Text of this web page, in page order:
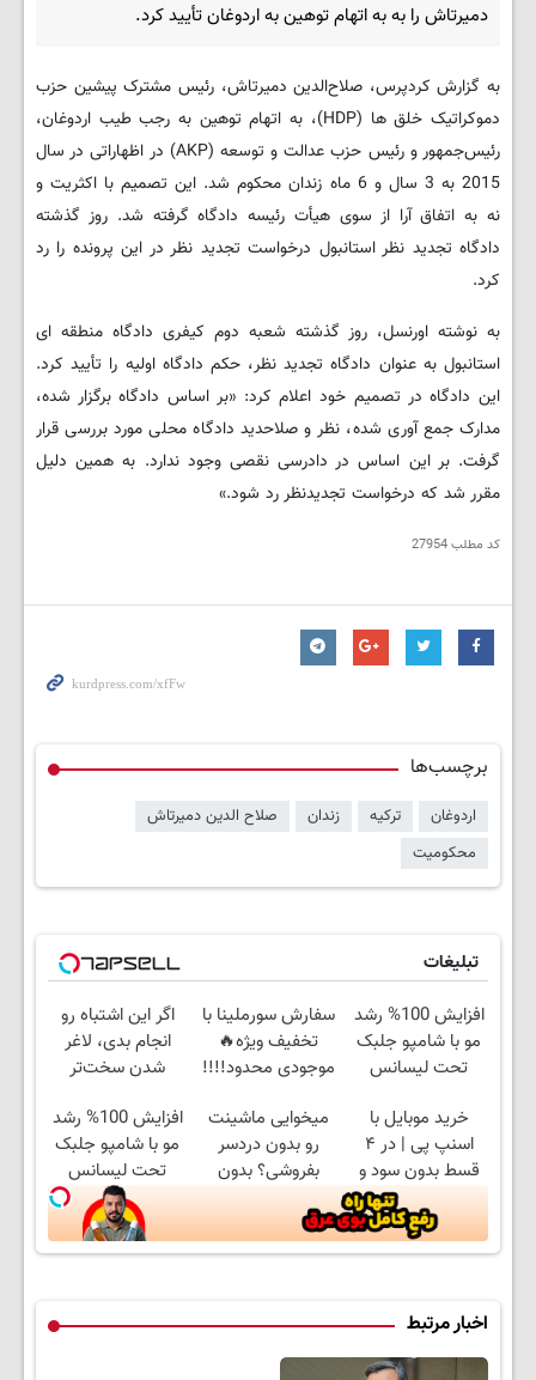
دمیرتاش را به به اتهام توهین به اردوغان تأیید کرد.
به گزارش کردپرس، صلاح‌الدین دمیرتاش، رئیس مشترک پیشین حزب
دموکراتیک خلق ها (HDP)، به اتهام توهین به رجب طیب اردوغان،
رئیس‌جمهور و رئیس حزب عدالت و توسعه (AKP) در اظهاراتی در سال
2015 به 3 سال و 6 ماه زندان محکوم شد. این تصمیم با اکثریت و
نه به اتفاق آرا از سوی هیأت رئیسه دادگاه گرفته شد. روز گذشته
دادگاه تجدید نظر استانبول درخواست تجدید نظر در این پرونده را رد
کرد.
به نوشته اورنسل، روز گذشته شعبه دوم کیفری دادگاه منطقه ای
استانبول به عنوان دادگاه تجدید نظر، حکم دادگاه اولیه را تأیید کرد.
این دادگاه در تصمیم خود اعلام کرد: «بر اساس دادگاه برگزار شده،
مدارک جمع آوری شده، نظر و صلاحدید دادگاه محلی مورد بررسی قرار
گرفت. بر این اساس در دادرسی نقصی وجود ندارد. به همین دلیل
مقرر شد که درخواست تجدیدنظر رد شود.»
کد مطلب27954
برچسب‌ها
اردوغان ترکیه زندان
صلاح الدین دمیرتاش
محکومیت
تبلیغات
افزایش 100% رشد
مو با شامپو جلبک
تحت لیسانس
سفارش سورملینا با
تخفیف ویژه🔥
موجودی محدود!!!!
اگر این اشتباه رو
انجام بدی، لاغر
شدن سخت‌تر
خرید موبایل با
اسنپ پی | در ۴
قسط بدون سود و
کارمزد!
میخوایی ماشینت
رو بدون دردسر
بفروشی؟ بدون
کمیسیون
افزایش 100% رشد
مو با شامپو جلبک
تحت لیسانس
آلمان+تخفیف
اخبار مرتبط